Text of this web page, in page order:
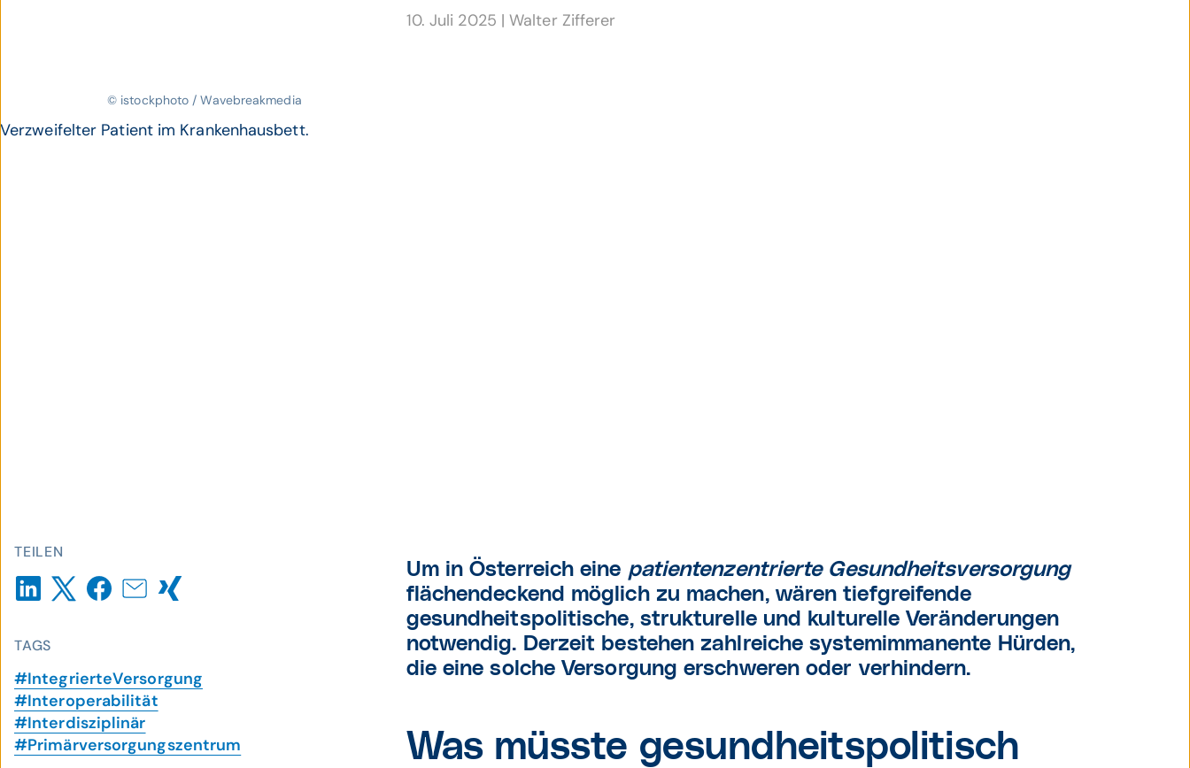
10. Juli 2025 |Walter Zifferer
© istockphoto / Wavebreakmedia
Verzweifelter Patient im Krankenhausbett.
TEILEN
TAGS
#IntegrierteVersorgung
#Interoperabilität
#Interdisziplinär
#Primärversorgungszentrum
Um in Österreich eine patientenzentrierte Gesundheitsversorgung
flächendeckend möglich zu machen, wären tiefgreifende
gesundheitspolitische, strukturelle und kulturelle Veränderungen
notwendig. Derzeit bestehen zahlreiche systemimmanente Hürden,
die eine solche Versorgung erschweren oder verhindern.
Was müsste gesundheitspolitisch